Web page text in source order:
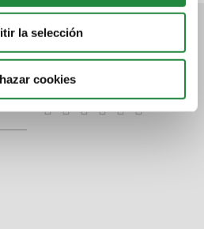
la selección
cookies
Contacto
Contacta con nosotros. Tel. 976